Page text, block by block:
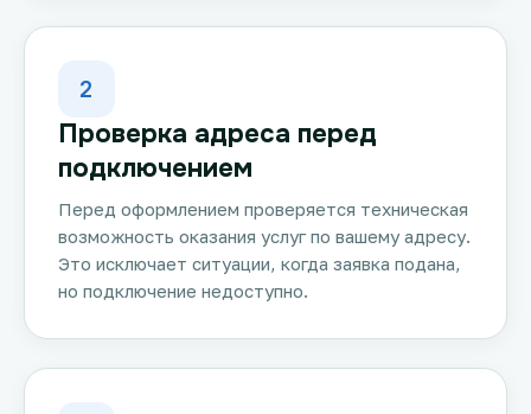
2
Проверка адреса перед
подключением
Перед оформлением проверяется техническая
возможность оказания услуг по вашему адресу.
Это исключает ситуации, когда заявка подана,
но подключение недоступно.